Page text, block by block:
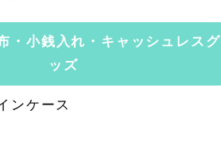
・小銭入れ・キャッシュレスグ
ッズ
ンケース